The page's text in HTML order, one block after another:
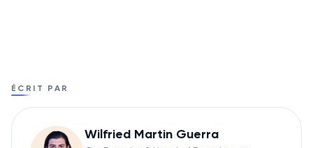
ÉCRIT PAR
Wilfried Martin Guerra